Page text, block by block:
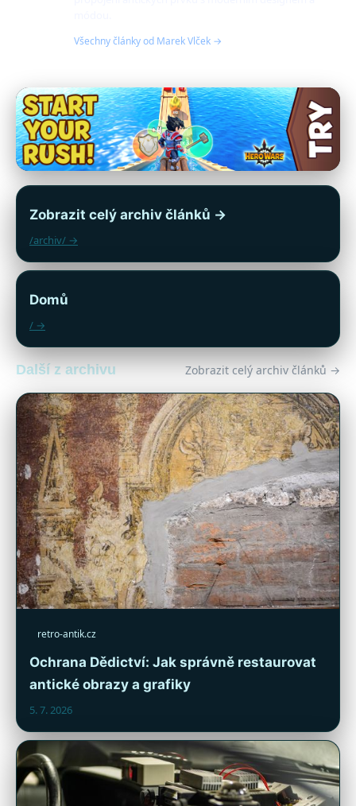
Všechny články od Marek Vlček →
Zobrazit celý archiv článků →
/archiv/ →
Domů
/ →
Další z archivu Zobrazit celý archiv článků →
retro-antik.cz
Ochrana Dědictví: Jak správně restaurovat
antické obrazy a grafiky
5. 7. 2026